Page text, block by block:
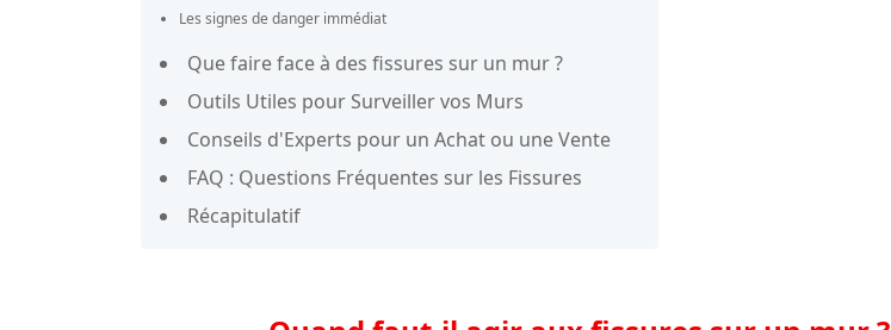
Les signes de danger immédiat
Que faire face à des fissures sur un mur ?
Outils Utiles pour Surveiller vos Murs
Conseils d'Experts pour un Achat ou une Vente
FAQ : Questions Fréquentes sur les Fissures
Récapitulatif